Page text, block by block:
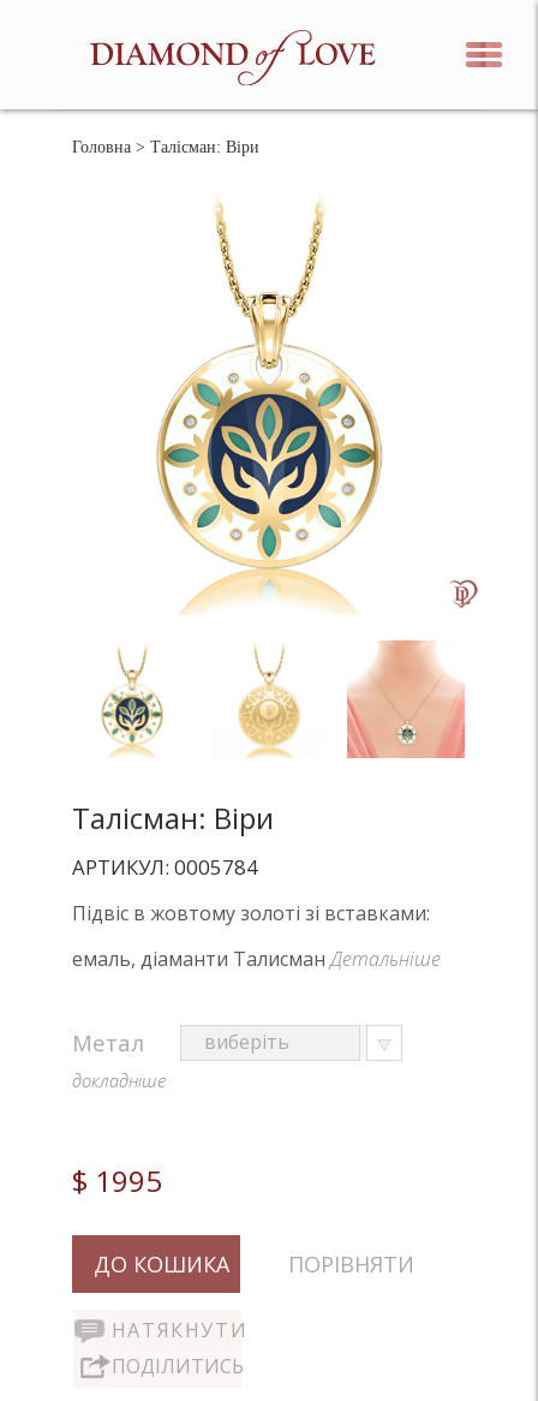
Головна > Талісман: Віри
Талісман: Віри
АРТИКУЛ: 0005784
Підвіс в жовтому золоті зі вставками:
емаль, діаманти ТалисманДетальніше
Метал
докладніше
$ 1995
ДО КОШИКА ПОРІВНЯТИ
НАТЯКНУТИ
ПОДІЛИТИСЬ